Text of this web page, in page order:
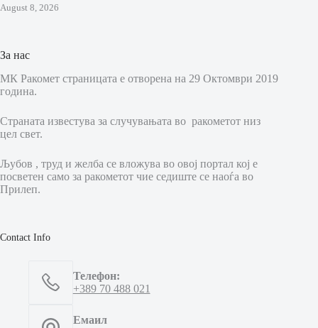
August 8, 2026
За нас
МК Ракомет страницата е отворена на 29 Октомври 2019
година.
Страната известува за случувањата во ракометот низ
цел свет.
Љубов , труд и желба се вложува во овој портал кој е
посветен само за ракометот чие седиште се наоѓа во
Прилеп.
Contact Info
Телефон:
+389 70 488 021
Емаил